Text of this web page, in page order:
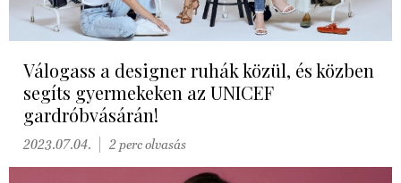
Válogass a designer ruhák közül, és közben
segíts gyermekeken az UNICEF
gardróbvásárán!
2023.07.04. 2 perc olvasás